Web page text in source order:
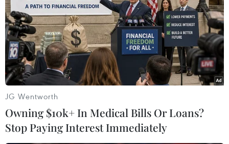
văn.
Trong bài diễn văn nhậm chức của mình, cố
Tổng thống Kenedy đã có câu nói bất hủ khơi
dậy tinh thần phục vụ vì đất nước của người
dân Mỹ: "Đừng hỏi đất nước có thể làm gì cho
bạn mà hãy tự hỏi bạn đã làm gì cho đất nước
mình."
Trong những năm 30 của thế kỷ trước, cố Tổng
thống Roosevelt cũng khơi dậy niềm tin của
JG Wentworth
Owning $10k+ In Medical Bills Or Loans?
Stop Paying Interest Immediately